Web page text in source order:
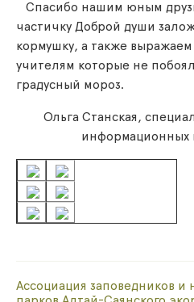
Спасибо нашим юным
частичку Доброй души
кормушку, а также выражаем
учителям которые не
градусный мороз.
Ольга Станская,
информационных
Ассоциация заповедников и